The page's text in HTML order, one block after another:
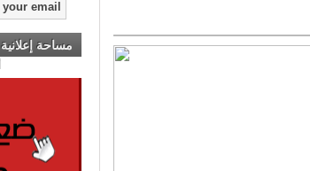
مساحة إعلانية